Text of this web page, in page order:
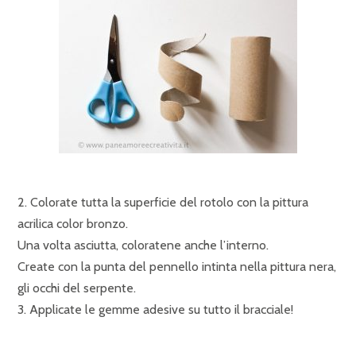
2. Colorate tutta la superficie del rotolo con la pittura
acrilica color bronzo.
Una volta asciutta, coloratene anche l’interno.
Create con la punta del pennello intinta nella pittura nera,
gli occhi del serpente.
3. Applicate le gemme adesive su tutto il bracciale!